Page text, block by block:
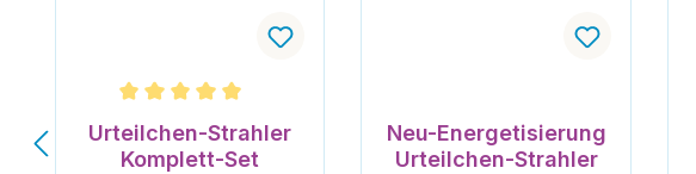
Durchschnittliche Bewertung von 5 von 5 Sternen
Urteilchen-Strahler
Komplett-Set
Neu-Energetisierung
Urteilchen-Strahler